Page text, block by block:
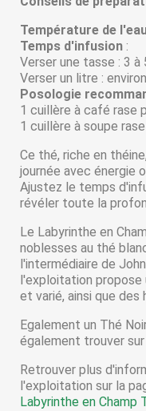
Température de
Temps d'infusion :
Verser une tasse : 3 à
Verser un litre :
Posologie
1 cuillère à café rase
1 cuillère à soupe
Ce thé, riche en
journée avec énergie
Ajustez le temps
révéler toute la
Le Labyrinthe en
noblesses au thé
l'intermédiaire de
l'exploitation propose
et varié, ainsi que des
Egalement un Thé
également trouver sur
Retrouver plus
l'exploitation sur la
Labyrinthe en Champ